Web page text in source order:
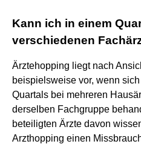
Kann ich in einem
verschiedenen
Ärztehopping liegt nach
beispielsweise vor, wenn
Quartals bei mehreren
derselben Fachgruppe
beteiligten Ärzte davon
Arzthopping einen